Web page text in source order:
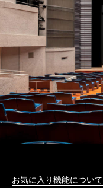
お気に入り機能について